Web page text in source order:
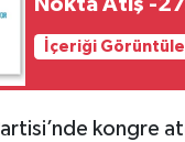
Nokta Atış -
İçeriği Görüntüle
kongre